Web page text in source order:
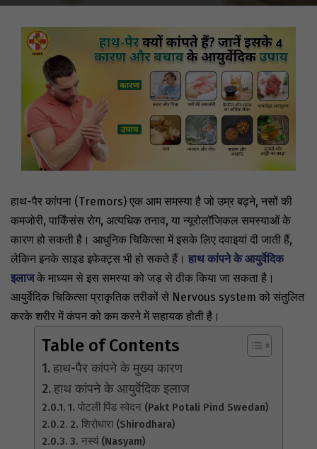
हाथ-पैर कांपना (Tremors) एक आम समस्या है जो उम्र बढ़ने, नसों की
कमजोरी, पार्किंसंस रोग, अत्यधिक तनाव, या न्यूरोलॉजिकल समस्याओं के
कारण हो सकती है। आधुनिक चिकित्सा में इसके लिए दवाइयां दी जाती हैं,
लेकिन इनके साइड इफेक्ट्स भी हो सकते हैं। हाथ कांपने के आयुर्वेदिक
इलाजके माध्यम से इस समस्या को जड़ से ठीक किया जा सकता है।
आयुर्वेदिक चिकित्सा प्राकृतिक तरीकों से Nervous system को संतुलित
करके शरीर में कंपन को कम करने में सहायक होती है।
Table of Contents
हाथ-पैर कांपने के मुख्य कारण
हाथ कांपने के आयुर्वेदिक इलाज
1. पोटली पिंड स्वेदन (Pakt Potali Pind Swedan)
2. शिरोधारा (Shirodhara)
3. नस्यं (Nasyam)